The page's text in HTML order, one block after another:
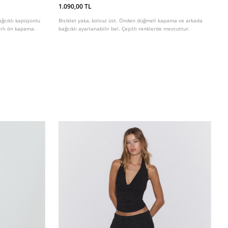
kapüşonlu
ön kapama.
1.090,00 TL
Bisiklet yaka, kolsuz üst. Önden düğmeli kapama ve arkada
bağcıklı ayarlanabilir bel. Çeşitli renklerde mevcuttur.